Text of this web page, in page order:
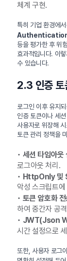
체계 구현.
특히 기업 환경에
등을 평가한 후 위
효과적입니다. 이
수 있습니다.
2.3 인증 토
로그인 이후 유지
인증 토큰이나 세
사용자로 위장해
토큰 관리 정책을
• 세션 타임아웃
로그아웃 처리.
• HttpOnly 및
악성 스크립트
• 토큰 암호화 전
하여 중간자 공
• JWT(Json
시간 설정으로
또한, 사용자 로그